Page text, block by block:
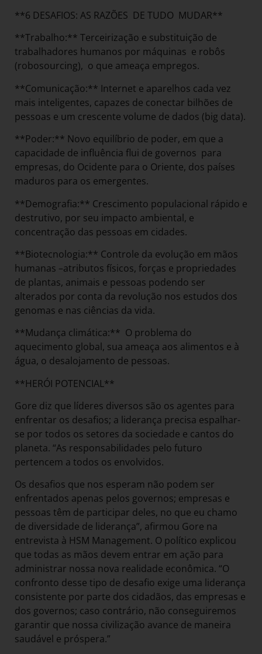
**6 DESAFIOS: AS RAZÕES DE TUDO MUDAR**
**Trabalho:** Terceirização e substituição de
trabalhadores humanos por máquinas e robôs
(robosourcing), o que ameaça empregos.
**Comunicação:** Internet e aparelhos cada vez
mais inteligentes, capazes de conectar bilhões de
pessoas e um crescente volume de dados (big data).
**Poder:** Novo equilíbrio de poder, em que a
capacidade de influência flui de governos para
empresas, do Ocidente para o Oriente, dos países
maduros para os emergentes.
**Demografia:** Crescimento populacional rápido e
destrutivo, por seu impacto ambiental, e
concentração das pessoas em cidades.
**Biotecnologia:** Controle da evolução em mãos
humanas –atributos físicos, forças e propriedades
de plantas, animais e pessoas podendo ser
alterados por conta da revolução nos estudos dos
genomas e nas ciências da vida.
**Mudança climática:** O problema do
aquecimento global, sua ameaça aos alimentos e à
água, o desalojamento de pessoas.
**HERÓI POTENCIAL**
Gore diz que líderes diversos são os agentes para
enfrentar os desafios; a liderança precisa espalhar-
se por todos os setores da sociedade e cantos do
planeta. “As responsabilidades pelo futuro
pertencem a todos os envolvidos.
Os desafios que nos esperam não podem ser
enfrentados apenas pelos governos; empresas e
pessoas têm de participar deles, no que eu chamo
de diversidade de liderança”, afirmou Gore na
entrevista à HSM Management. O político explicou
que todas as mãos devem entrar em ação para
administrar nossa nova realidade econômica. “O
confronto desse tipo de desafio exige uma liderança
consistente por parte dos cidadãos, das empresas e
dos governos; caso contrário, não conseguiremos
garantir que nossa civilização avance de maneira
saudável e próspera.”